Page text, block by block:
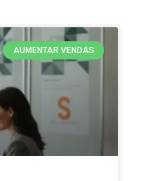
AUMENTAR VENDAS